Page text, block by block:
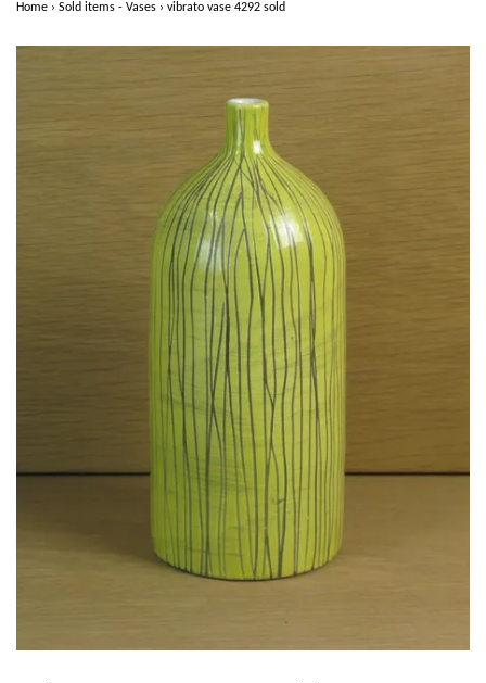
Home › Sold items - Vases › vibrato vase 4292 sold